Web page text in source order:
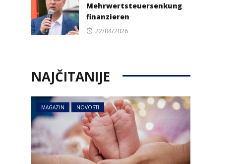
Mehrwertsteuersenkung
finanzieren
Posted
22/04/2026
NAJČITANIJE
MAGAZIN NOVOSTI